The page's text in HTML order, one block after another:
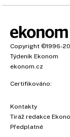
Copyright ©1996-
Týdeník Ekonom
ekonom.cz
Certifikováno:
Kontakty
Tiráž redakce
Předplatné